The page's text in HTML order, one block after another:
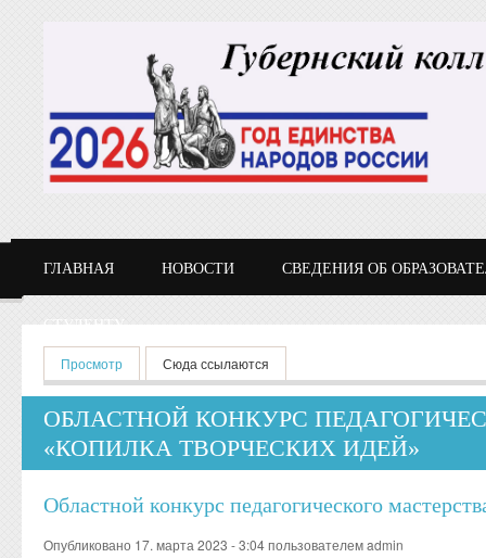
ГЛАВНАЯ НОВОСТИ СВЕДЕНИЯ ОБ
СТУДЕНТУ
Главные вкладки
Просмотр (активная вкладка)
Сюда ссылаются
ОБЛАСТНОЙ КОНКУРС
«КОПИЛКА ТВОРЧЕСКИХ ИДЕЙ»
Областной конкурс педагогического
Опубликовано 17. марта 2023 - 3:04 пользователемadmin